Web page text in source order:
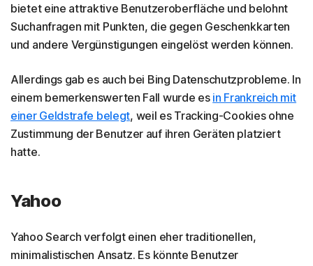
bietet eine attraktive Benutzeroberfläche und belohnt
Suchanfragen mit Punkten, die gegen Geschenkkarten
und andere Vergünstigungen eingelöst werden können.
Allerdings gab es auch bei Bing Datenschutzprobleme. In
einem bemerkenswerten Fall wurde es in Frankreich mit
einer Geldstrafe belegt, weil es Tracking-Cookies ohne
Zustimmung der Benutzer auf ihren Geräten platziert
hatte.
Yahoo
Yahoo Search verfolgt einen eher traditionellen,
minimalistischen Ansatz. Es könnte Benutzer